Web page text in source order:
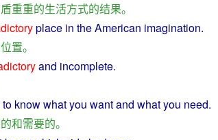
重重的生活方式的结果。
place in theAmerican imagination.
位置。
and incomplete.
to knowwhatyou wantand what you need.
的和需要的。